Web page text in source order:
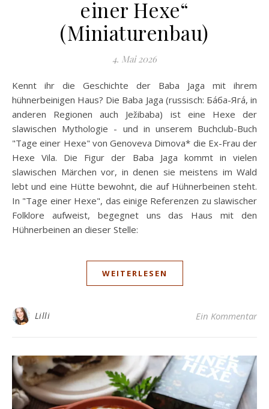
einer Hexe“
(Miniaturenbau)
4. Mai 2026
Kennt ihr die Geschichte der Baba Jaga mit ihrem
hühnerbeinigen Haus? Die Baba Jaga (russisch: Ба́ба-Яга́, in
anderen Regionen auch Ježibaba) ist eine Hexe der
slawischen Mythologie - und in unserem Buchclub-Buch
"Tage einer Hexe" von Genoveva Dimova* die Ex-Frau der
Hexe Vila. Die Figur der Baba Jaga kommt in vielen
slawischen Märchen vor, in denen sie meistens im Wald
lebt und eine Hütte bewohnt, die auf Hühnerbeinen steht.
In "Tage einer Hexe", das einige Referenzen zu slawischer
Folklore aufweist, begegnet uns das Haus mit den
Hühnerbeinen an dieser Stelle:
WEITERLESEN
Lilli Ein Kommentar